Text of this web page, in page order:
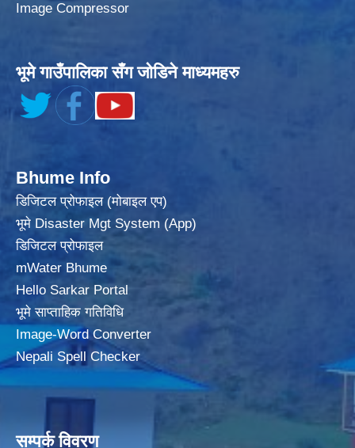
Image Compressor
भूमे गाउँपालिका सँग जोडिने माध्यमहरु
Bhume Info
डिजिटल प्रोफाइल (मोबाइल एप)
भूमे Disaster Mgt System (App)
डिजिटल प्रोफाइल
mWater Bhume
Hello Sarkar Portal
भूमे साप्ताहिक गतिविधि
Image-Word Converter
Nepali Spell Checker
सम्पर्क विवरण